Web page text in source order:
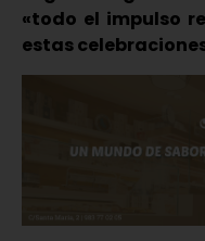
«todo el impulso
estas